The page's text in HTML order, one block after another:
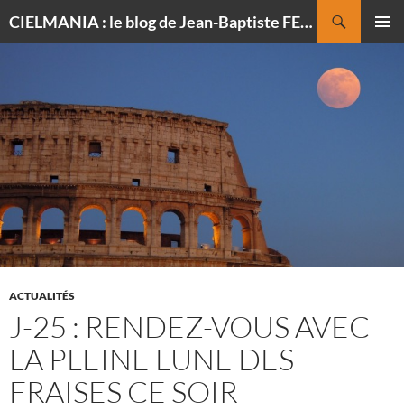
CIELMANIA : le blog de Jean-Baptiste FELDMANN, photographe du ciel
ACTUALITÉS
J-25 : RENDEZ-VOUS AVEC
LA PLEINE LUNE DES
FRAISES CE SOIR